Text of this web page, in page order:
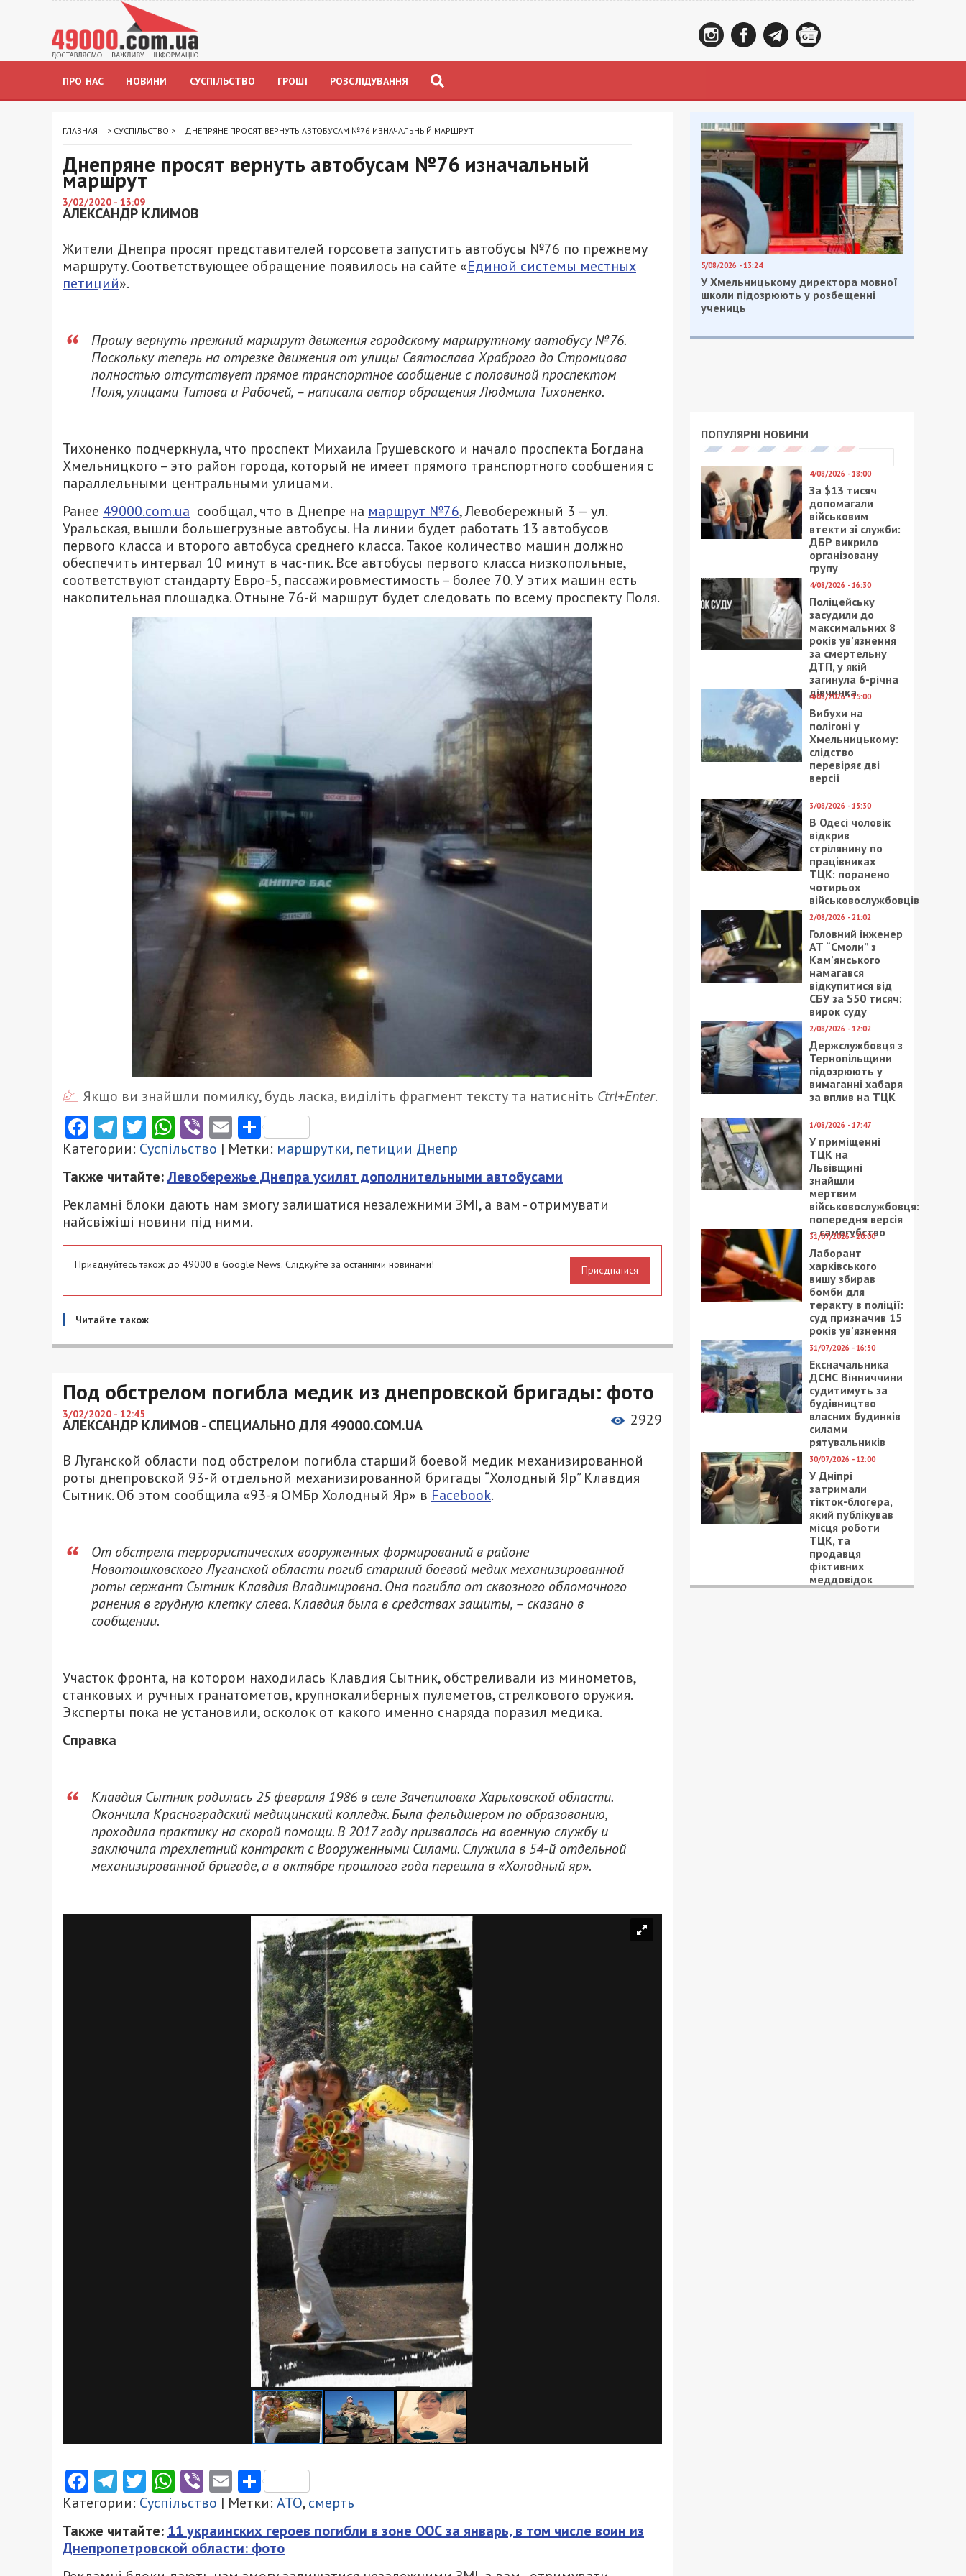
ПРО НАС НОВИНИ СУСПІЛЬСТВО ГРОШІ РОЗСЛІДУВАННЯ
ГЛАВНАЯ > СУСПІЛЬСТВО > ДНЕПРЯНЕ ПРОСЯТ ВЕРНУТЬ АВТОБУСАМ №76 ИЗНАЧАЛЬНЫЙ МАРШРУТ
Днепряне просят вернуть автобусам №76 изначальный
маршрут
3/02/2020 - 13:09
АЛЕКСАНДР КЛИМОВ
Жители Днепра просят представителей горсовета запустить автобусы №76 по прежнему
маршруту. Соответствующее обращение появилось на сайте «Единой системы местных
петиций».
Прошу вернуть прежний маршрут движения городскому маршрутному автобусу №76.
Поскольку теперь на отрезке движения от улицы Святослава Храброго до Стромцова
полностью отсутствует прямое транспортное сообщение с половиной проспектом
Поля, улицами Титова и Рабочей, – написала автор обращения Людмила Тихоненко.
Тихоненко подчеркнула, что проспект Михаила Грушевского и начало проспекта Богдана
Хмельницкого – это район города, который не имеет прямого транспортного сообщения с
параллельными центральными улицами.
Ранее 49000.com.ua сообщал, что в Днепре на маршрут №76, Левобережный 3 — ул.
Уральская, вышли большегрузные автобусы. На линии будет работать 13 автобусов
первого класса и второго автобуса среднего класса. Такое количество машин должно
обеспечить интервал 10 минут в час-пик. Все автобусы первого класса низкопольные,
соответствуют стандарту Евро-5, пассажировместимость – более 70. У этих машин есть
накопительная площадка. Отныне 76-й маршрут будет следовать по всему проспекту Поля.
Якщо ви знайшли помилку, будь ласка, виділіть фрагмент тексту та натисніть Ctrl+Enter.
Facebook
Telegram
Twitter
WhatsApp
ViberEmailПоділитися
Категории: Суспільство | Метки: маршрутки, петиции Днепр
Также читайте:Левобережье Днепра усилят дополнительными автобусами
Рекламні блоки дають нам змогу залишатися незалежними ЗМІ, а вам - отримувати
найсвіжіші новини під ними.
Приєднуйтесь також до 49000 в Google News. Слідкуйте за останніми новинами! Приєднатися
Читайте також
Под обстрелом погибла медик из днепровской бригады: фото
3/02/2020 - 12:45
АЛЕКСАНДР КЛИМОВ - СПЕЦИАЛЬНО ДЛЯ 49000.COM.UA 2929
В Луганской области под обстрелом погибла старший боевой медик механизированной
роты днепровской 93-й отдельной механизированной бригады “Холодный Яр” Клавдия
Сытник. Об этом сообщила «93-я ОМБр Холодный Яр» в Facebook.
От обстрела террористических вооруженных формирований в районе
Новотошковского Луганской области погиб старший боевой медик механизированной
роты сержант Сытник Клавдия Владимировна. Она погибла от сквозного обломочного
ранения в грудную клетку слева. Клавдия была в средствах защиты, – сказано в
сообщении.
Участок фронта, на котором находилась Клавдия Сытник, обстреливали из минометов,
станковых и ручных гранатометов, крупнокалиберных пулеметов, стрелкового оружия.
Эксперты пока не установили, осколок от какого именно снаряда поразил медика.
Справка
Клавдия Сытник родилась 25 февраля 1986 в селе Зачепиловка Харьковской области.
Окончила Красноградский медицинский колледж. Была фельдшером по образованию,
проходила практику на скорой помощи. В 2017 году призвалась на военную службу и
заключила трехлетний контракт с Вооруженными Силами. Служила в 54-й отдельной
механизированной бригаде, а в октябре прошлого года перешла в «Холодный яр».
Facebook
Telegram
Twitter
WhatsApp
ViberEmailПоділитися
Категории: Суспільство | Метки: АТО,смерть
Также читайте: 11 украинских героев погибли в зоне ООС за январь, в том числе воин из
Днепропетровской области: фото
5/08/2026 - 13:24
У Хмельницькому директора мовної
школи підозрюють у розбещенні
учениць
ПОПУЛЯРНІ НОВИНИ
4/08/2026 - 18:00
За $13 тисяч
допомагали
військовим
втекти зі служби:
ДБР викрило
організовану
групу
4/08/2026 - 16:30
Поліцейську
засудили до
максимальних 8
років ув’язнення
за смертельну
ДТП, у якій
загинула 6-річна
дівчинка
4/08/2026 - 15:00
Вибухи на
полігоні у
Хмельницькому:
слідство
перевіряє дві
версії
3/08/2026 - 13:30
В Одесі чоловік
відкрив
стрілянину по
працівниках
ТЦК: поранено
чотирьох
військовослужбовців
2/08/2026 - 21:02
Головний інженер
АТ “Смоли” з
Кам’янського
намагався
відкупитися від
СБУ за $50 тисяч:
вирок суду
2/08/2026 - 12:02
Держслужбовця з
Тернопільщини
підозрюють у
вимаганні хабаря
за вплив на ТЦК
1/08/2026 - 17:47
У приміщенні
ТЦК на
Львівщині
знайшли
мертвим
військовослужбовця:
попередня версія
– самогубство
31/07/2026 - 20:00
Лаборант
харківського
вишу збирав
бомби для
теракту в поліції:
суд призначив 15
років ув’язнення
31/07/2026 - 16:30
Ексначальника
ДСНС Вінниччини
судитимуть за
будівництво
власних будинків
силами
рятувальників
30/07/2026 - 12:00
У Дніпрі
затримали
тікток-блогера,
який публікував
місця роботи
ТЦК, та
продавця
фіктивних
меддовідок